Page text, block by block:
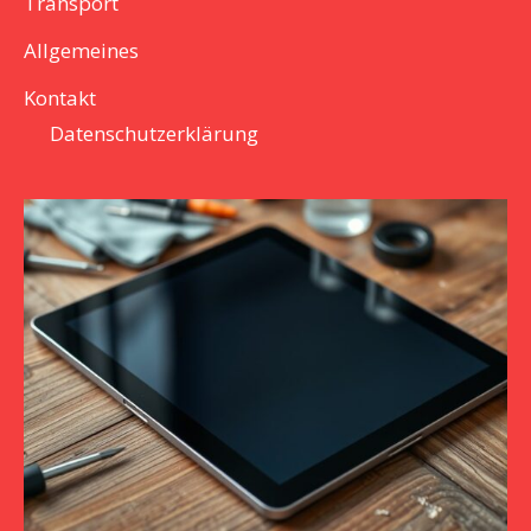
Allgemeines
Kontakt
Datenschutzerklärung